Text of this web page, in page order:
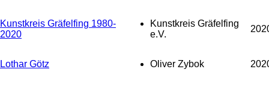
Kunstkreis Gräfelfing 1980-
2020
Kunstkreis Gräfelfing
e.V.
Lothar Götz Oliver Zybok